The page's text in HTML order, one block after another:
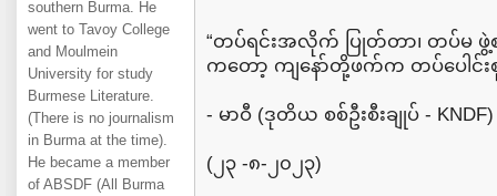
southern Burma. He
went to Tavoy College
and Moulmein
University for study
Burmese Literature.
(There is no journalism
in Burma at the time).
He became a member
of ABSDF (All Burma
“တပ်ရင်းအလိုက် ပြုတ်တာ၊ တပ်မ
ကတော့ ကျနော်တို့ဖက်က တပ်ပေါင်း
- မာဝီ (ဒုတိယ စစ်ဦးစီးချုပ် - KNDF)
(၂၃ -၈-၂၀၂၃)